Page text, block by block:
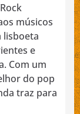
músicos
lisboeta
e
Com um
do pop
traz para